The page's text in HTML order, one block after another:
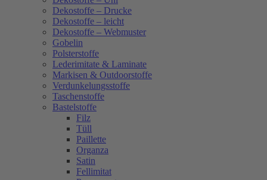
Dekostoffe – Drucke
Dekostoffe – leicht
Dekostoffe – Webmuster
Gobelin
Polsterstoffe
Lederimitate & Laminate
Markisen & Outdoorstoffe
Verdunkelungsstoffe
Taschenstoffe
Bastelstoffe
Filz
Tüll
Paillette
Organza
Satin
Fellimitat